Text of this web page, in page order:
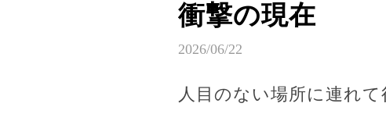
衝撃の現在
2026/06/22
人目のない場所に連れ